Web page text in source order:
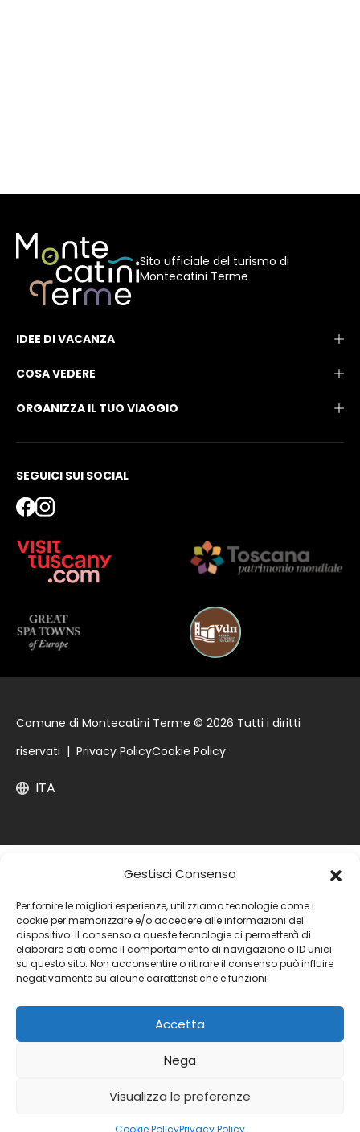
Gestisci Consenso
Per fornire le migliori esperienze, utilizziamo tecnologie come i
cookie per memorizzare e/o accedere alle informazioni del
dispositivo. Il consenso a queste tecnologie ci permetterà di
elaborare dati come il comportamento di navigazione o ID unici
su questo sito. Non acconsentire o ritirare il consenso può influire
negativamente su alcune caratteristiche e funzioni.
Accetta
Nega
Visualizza le preferenze
Cookie PolicyPrivacy Policy
Sito ufficiale del turismo di
Montecatini Terme
IDEE DI VACANZA
COSA VEDERE
ORGANIZZA IL TUO VIAGGIO
SEGUICI SUI SOCIAL
Comune di Montecatini Terme © 2026 Tutti i diritti
riservati | Privacy PolicyCookie Policy
ITA